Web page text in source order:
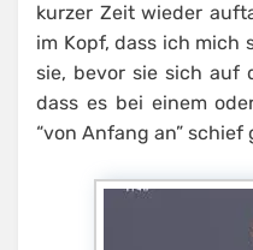
kurzer Zeit wieder
im Kopf, dass ich mich
sie, bevor sie sich auf
dass es bei einem
“von Anfang an” schief